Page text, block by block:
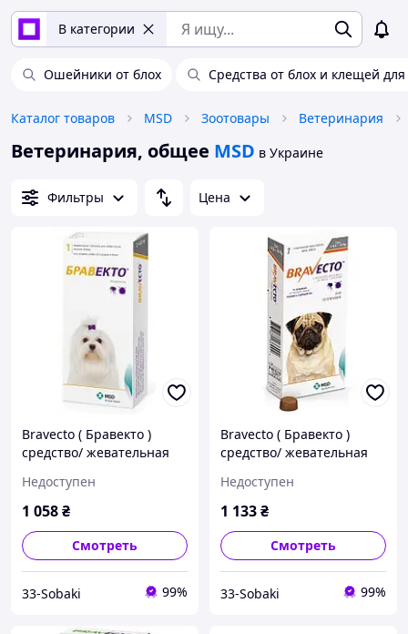
В категории
Ошейники от блох Средства от блох и клещей
Каталог товаров MSD Зоотовары Ветеринария
Ветеринария, общее MSD в Украине
Фильтры Цена
Bravecto ( Бравекто )
средство/ жевательная
клещей для собак старше
6 месяцев
Недоступен
1 058₴
Смотреть
33-Sobaki 99%
Bravecto ( Бравекто )
средство/ жевательная
клещей для собак старше
6 месяцев
Недоступен
1 133₴
Смотреть
33-Sobaki 99%